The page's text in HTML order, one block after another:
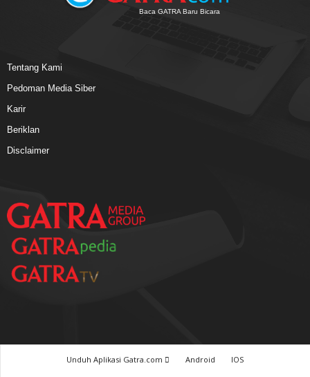
Baca GATRA Baru Bicara
Tentang Kami
Pedoman Media Siber
Karir
Beriklan
Disclaimer
Unduh Aplikasi Gatra.com Android
IOS